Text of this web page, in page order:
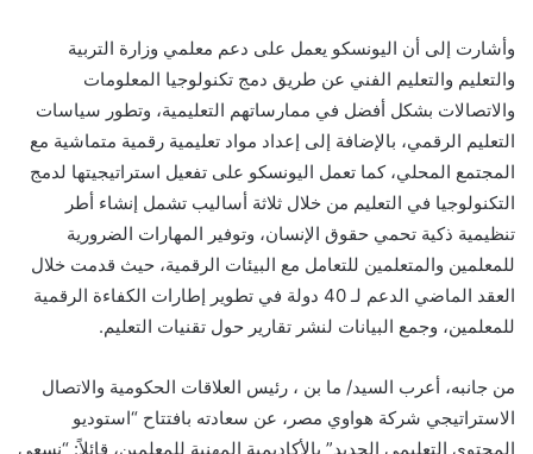
وأشارت إلى أن اليونسكو يعمل على دعم معلمي وزارة التربية
والتعليم والتعليم الفني عن طريق دمج تكنولوجيا المعلومات
والاتصالات بشكل أفضل في ممارساتهم التعليمية، وتطور سياسات
التعليم الرقمي، بالإضافة إلى إعداد مواد تعليمية رقمية متماشية مع
المجتمع المحلي، كما تعمل اليونسكو على تفعيل استراتيجيتها لدمج
التكنولوجيا في التعليم من خلال ثلاثة أساليب تشمل إنشاء أطر
تنظيمية ذكية تحمي حقوق الإنسان، وتوفير المهارات الضرورية
للمعلمين والمتعلمين للتعامل مع البيئات الرقمية، حيث قدمت خلال
العقد الماضي الدعم لـ 40 دولة في تطوير إطارات الكفاءة الرقمية
للمعلمين، وجمع البيانات لنشر تقارير حول تقنيات التعليم.
من جانبه، أعرب السيد/ ما بن ، رئيس العلاقات الحكومية والاتصال
الاستراتيجي شركة هواوي مصر، عن سعادته بافتتاح “استوديو
المحتوى التعليمي الجديد” بالأكاديمية المهنية للمعلمين، قائلاً: “نسعى